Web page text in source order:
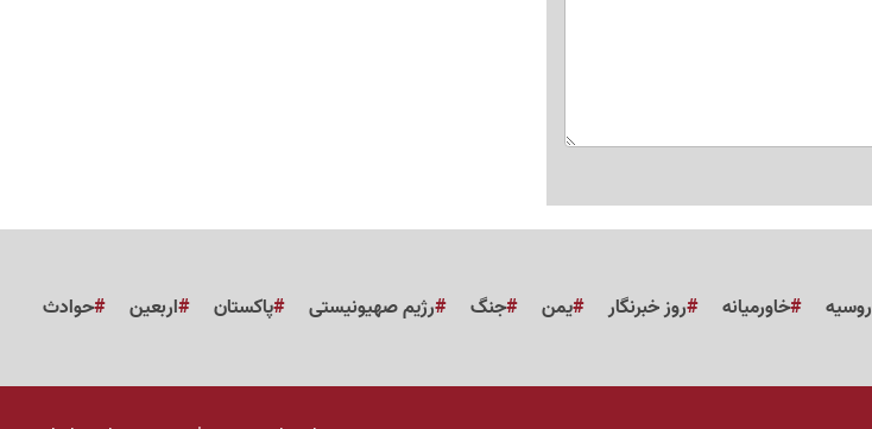
روسیه خاورمیانه روز خبرنگار یمن جنگ رژیم صهیونیستی پاکستان اربعین
حوادث